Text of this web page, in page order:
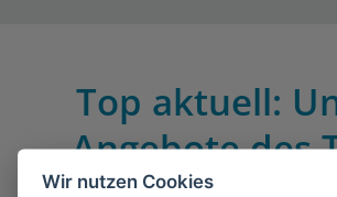
Top aktuell:
Angebote des
Wir nutzen Cookies